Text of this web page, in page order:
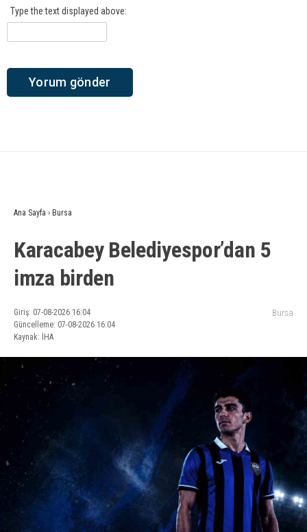
Type the text displayed above:
Ana Sayfa › Bursa
Karacabey Belediyespor’dan 5
imza birden
Giriş: 07-08-2026 16:04
Güncelleme: 07-08-2026 16:04
Kaynak: İHA
Bursa